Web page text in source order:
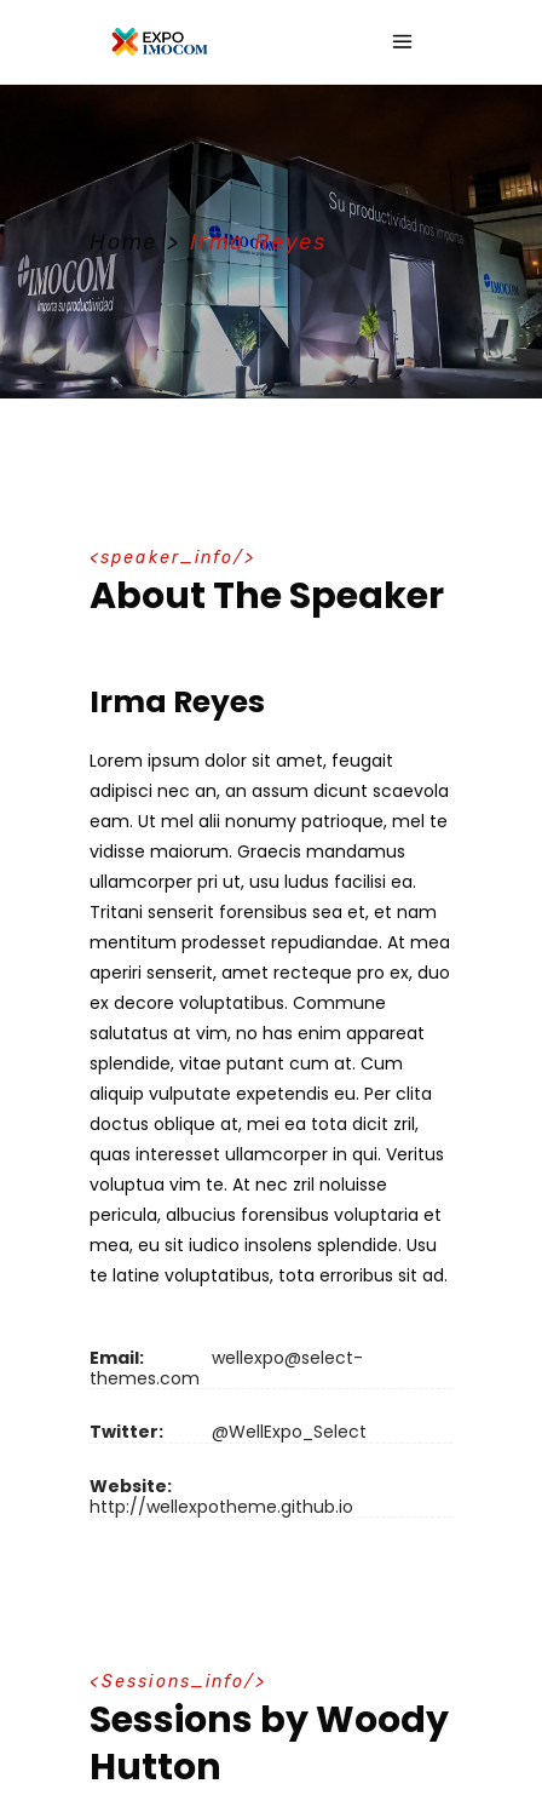
Home > Irma Reyes
speaker_info
About The Speaker
Irma Reyes
Lorem ipsum dolor sit amet, feugait
adipisci nec an, an assum dicunt scaevola
eam. Ut mel alii nonumy patrioque, mel te
vidisse maiorum. Graecis mandamus
ullamcorper pri ut, usu ludus facilisi ea.
Tritani senserit forensibus sea et, et nam
mentitum prodesset repudiandae. At mea
aperiri senserit, amet recteque pro ex, duo
ex decore voluptatibus. Commune
salutatus at vim, no has enim appareat
splendide, vitae putant cum at. Cum
aliquip vulputate expetendis eu. Per clita
doctus oblique at, mei ea tota dicit zril,
quas interesset ullamcorper in qui. Veritus
voluptua vim te. At nec zril noluisse
pericula, albucius forensibus voluptaria et
mea, eu sit iudico insolens splendide. Usu
te latine voluptatibus, tota erroribus sit ad.
Email:
wellexpo@select-
themes.com
Twitter: @WellExpo_Select
Website:
http://wellexpotheme.github.io
Sessions_info
Sessions by Woody
Hutton